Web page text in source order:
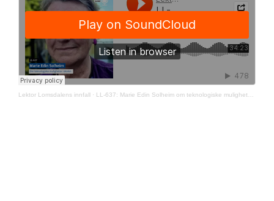
Lektor Lomsdalens innfall · LL-637: Marie Edin Solheim om teknologiske muligheter i skolen